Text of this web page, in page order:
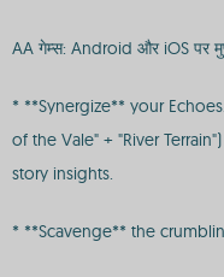
AA गेम्स: Android और iOS पर
* **Synergize** your
of the Vale" + "River
story insights.
* **Scavenge** the